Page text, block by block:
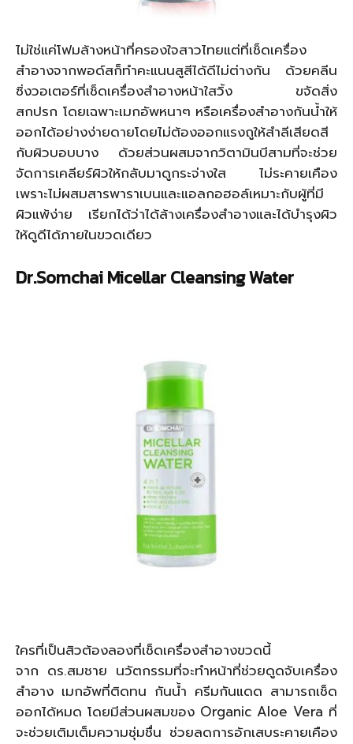
ไม่ใช่แค่โฟมล้างหน้าที่ครองใจสาวไทยแต่ที่เช็ดเครื่อง
สำอางจากพอด์สก็ทำคะแนนสูสีได้ดีไม่ต่างกัน ด้วยคลีน
ซิ่งวอเตอร์ที่เช็ดเครื่องสำอางหน้าใสวิ้ง ขจัดสิ่ง
สกปรก โดยเฉพาะเมกอัพหนาๆ หรือเครื่องสำอางกันน้ำให้
ออกได้อย่างง่ายดายโดยไม่ต้องออกแรงถูให้สำลีเสียดสี
กับผิวบอบบาง ด้วยส่วนผสมจากวิตามินบีสามที่จะช่วย
จัดการเคลียร์ผิวให้กลับมาดูกระจ่างใส ไม่ระคายเคือง
เพราะไม่ผสมสารพาราเบนและแอลกอฮอล์เหมาะกับผู้ที่มี
ผิวแพ้ง่าย เรียกได้ว่าได้ล้างเครื่องสำอางและได้บำรุงผิว
ให้ดูดีได้ภายในขวดเดียว
Dr.Somchai Micellar Cleansing Water
ใครที่เป็นสิวต้องลองที่เช็ดเครื่องสำอางขวดนี้
จาก ดร.สมชาย นวัตกรรมที่จะทำหน้าที่ช่วยดูดจับเครื่อง
สำอาง เมกอัพที่ติดทน กันน้ำ ครีมกันแดด สามารถเช็ด
ออกได้หมด โดยมีส่วนผสมของ Organic Aloe Vera ที่
จะช่วยเติมเต็มความชุ่มชื่น ช่วยลดการอักเสบระคายเคือง